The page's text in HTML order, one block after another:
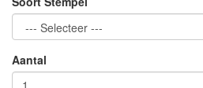
Aantal